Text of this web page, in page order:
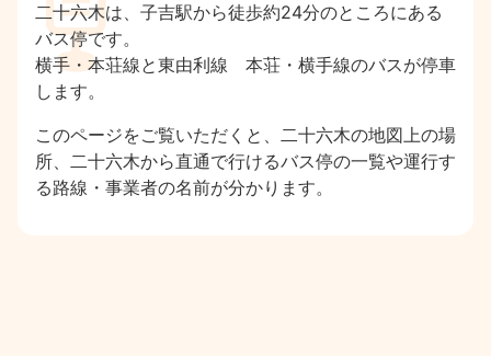
二十六木は、子吉駅から徒歩約24分のところにある
バス停です。
横手・本荘線と東由利線 本荘・横手線のバスが停車
します。
このページをご覧いただくと、二十六木の地図上の場
所、二十六木から直通で行けるバス停の一覧や運行す
る路線・事業者の名前が分かります。